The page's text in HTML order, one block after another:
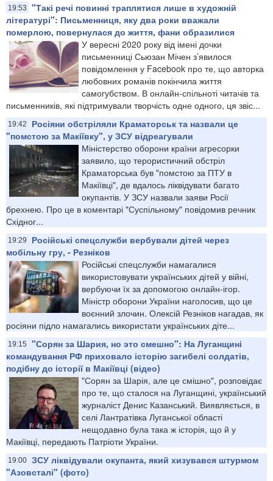
19:53
"Такі речі повинні траплятися лише в художній
літературі": Письменниця, яку два роки вважали
померлою, повернулася до життя, фани образилися
У вересні 2020 року від імені дочки
письменниці Сьюзан Мічен з’явилося
повідомлення у Facebook про те, що авторка
любовних романів покінчила життя
самогубством. В онлайн-спільноті читачів та
письменників, які підтримували творчість одне одного, ця звіс...
19:42
Росіяни обстріляли Краматорськ та назвали це
"помстою за Макіївку", у ЗСУ відреагували
Міністерство оборони країни агресорки
заявило, що терористичний обстріл
Краматорська був "помстою за ПТУ в
Макіївці", де вдалось ліквідувати багато
окупантів. У ЗСУ назвали заяви Росії
брехнею. Про це в коментарі "Суспільному" повідомив речник
Східног...
19:29
Російські спецслужби вербували дітей через
мобільну гру, - Резніков
Російські спецслужби намагалися
використовувати українських дітей у війні,
вербуючи їх за допомогою онлайн-ігор.
Міністр оборони України наголосив, що це
воєнний злочин. Олексій Резніков нагадав, як
росіяни підло намагались використати українських діте...
19:15
"Сорян за Шария, но это смешно": На Луганщині
командування РФ приховало історію загибелі солдатів,
подібну до історії в Макіївці (відео)
"Сорян за Шарія, але це смішно", розповідає
про те, що сталося на Луганщині, український
журналіст Денис Казанський. Виявляється, в
селі Лантратівка Луганської області
нещодавно була така ж історія, що й у
Макіївці, передають Патріоти України.
19:00 ЗСУ ліквідували окупанта, який хизувався штурмом
"Азовсталі" (фото)